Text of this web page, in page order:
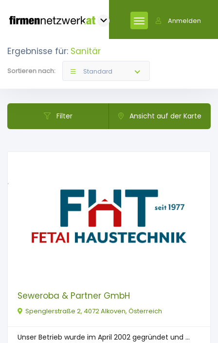
Anmelden
Ergebnisse für: Sanitär
Sortieren nach: Standard
Filter Ansicht auf der Karte
Seweroba & Partner GmbH
Spenglerstraße 2, 4072 Alkoven, Österreich
Unser Betrieb wurde im April 2002 gegründet und ...